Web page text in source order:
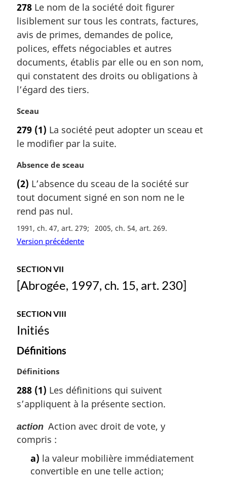
t
e
m
a
r
g
i
n
l
:
278 Le nom de la société doit figurer
lisiblement sur tous les contrats, factures,
avis de primes, demandes de police,
polices, effets négociables et autres
documents, établis par elle ou en son nom,
qui constatent des droits ou obligations à
l’égard des tiers.
N
t
e
a
r
g
i
n
l
e
Sceau
279 (1) La société peut adopter un sceau et
le modifier par la suite.
N
t
e
m
r
g
n
l
:
Absence de sceau
(2) L’absence du sceau de la société sur
tout document signé en son nom ne le
rend pas nul.
1991, ch. 47, art. 279 2005, ch. 54, art. 269
Version précédente
SECTION VII
[Abrogée, 1997, ch. 15, art. 230]
SECTION VIII
Initiés
Définitions
N
t
e
a
r
Définitions
288 (1) Les définitions qui suivent
s’appliquent à la présente section.
action Action avec droit de vote, y
compris :
a) la valeur mobilière immédiatement
convertible en une telle action;